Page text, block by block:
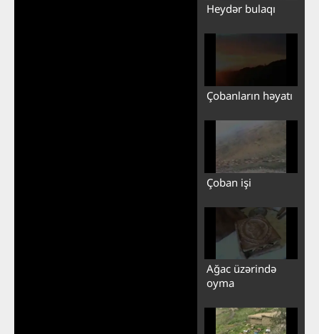
Heydər bulaqı
Çobanların həyatı
Çoban işi
Ağac üzərində
oyma